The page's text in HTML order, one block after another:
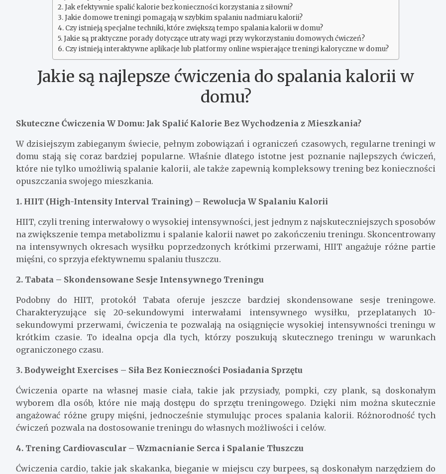
Jak efektywnie spalić kalorie bez konieczności korzystania z siłowni?
Jakie domowe treningi pomagają w szybkim spalaniu nadmiaru kalorii?
Czy istnieją specjalne techniki, które zwiększą tempo spalania kalorii w domu?
Jakie są praktyczne porady dotyczące utraty wagi przy wykorzystaniu domowych ćwiczeń?
Czy istnieją interaktywne aplikacje lub platformy online wspierające treningi kaloryczne w domu?
Jakie są najlepsze ćwiczenia do spalania kalorii w
domu?
Skuteczne Ćwiczenia W Domu: Jak Spalić Kalorie Bez Wychodzenia z Mieszkania?
W dzisiejszym zabieganym świecie, pełnym zobowiązań i ograniczeń czasowych, regularne treningi w
domu stają się coraz bardziej popularne. Właśnie dlatego istotne jest poznanie najlepszych ćwiczeń,
które nie tylko umożliwią spalanie kalorii, ale także zapewnią kompleksowy trening bez konieczności
opuszczania swojego mieszkania.
1. HIIT (High-Intensity Interval Training) – Rewolucja W Spalaniu Kalorii
HIIT, czyli trening interwałowy o wysokiej intensywności, jest jednym z najskuteczniejszych sposobów
na zwiększenie tempa metabolizmu i spalanie kalorii nawet po zakończeniu treningu. Skoncentrowany
na intensywnych okresach wysiłku poprzedzonych krótkimi przerwami, HIIT angażuje różne partie
mięśni, co sprzyja efektywnemu spalaniu tłuszczu.
2. Tabata – Skondensowane Sesje Intensywnego Treningu
Podobny do HIIT, protokół Tabata oferuje jeszcze bardziej skondensowane sesje treningowe.
Charakteryzujące się 20-sekundowymi interwałami intensywnego wysiłku, przeplatanych 10-
sekundowymi przerwami, ćwiczenia te pozwalają na osiągnięcie wysokiej intensywności treningu w
krótkim czasie. To idealna opcja dla tych, którzy poszukują skutecznego treningu w warunkach
ograniczonego czasu.
3. Bodyweight Exercises – Siła Bez Konieczności Posiadania Sprzętu
Ćwiczenia oparte na własnej masie ciała, takie jak przysiady, pompki, czy plank, są doskonałym
wyborem dla osób, które nie mają dostępu do sprzętu treningowego. Dzięki nim można skutecznie
angażować różne grupy mięśni, jednocześnie stymulując proces spalania kalorii. Różnorodność tych
ćwiczeń pozwala na dostosowanie treningu do własnych możliwości i celów.
4. Trening Cardiovascular – Wzmacnianie Serca i Spalanie Tłuszczu
Ćwiczenia cardio, takie jak skakanka, bieganie w miejscu czy burpees, są doskonałym narzędziem do